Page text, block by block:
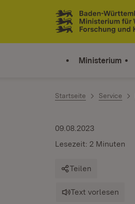
Zum Inhalt springen
Link zur Startseite
Ministerium
Startseite Service
09.08.2023
Lesezeit: 2 Minuten
Teilen
Text vorlesen